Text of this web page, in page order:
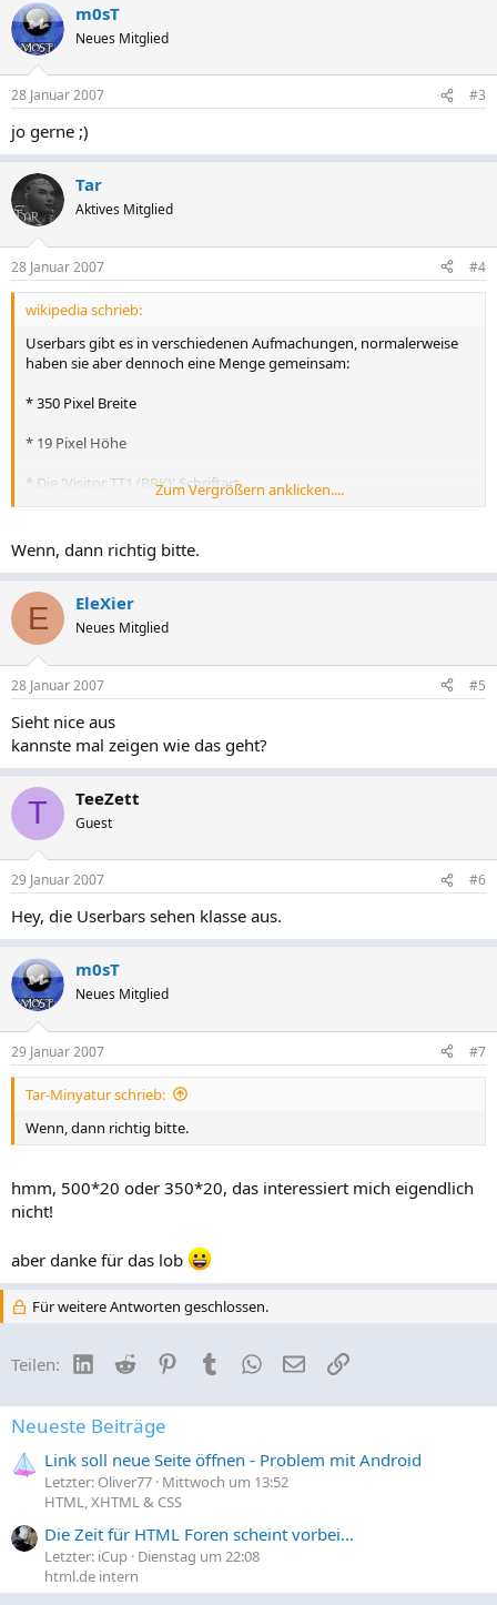
m0sT
Neues Mitglied
28 Januar 2007 #3
jo gerne ;)
Tar
Aktives Mitglied
28 Januar 2007 #4
wikipedia schrieb:
Userbars gibt es in verschiedenen Aufmachungen, normalerweise
haben sie aber dennoch eine Menge gemeinsam:
* 350 Pixel Breite
* 19 Pixel Höhe
* Die 'Visitor TT1 (BRK)' SchriftartZum Vergrößern anklicken....
Wenn, dann richtig bitte.
E EleXier
Neues Mitglied
28 Januar 2007 #5
Sieht nice aus
kannste mal zeigen wie das geht?
T TeeZett
Guest
29 Januar 2007 #6
Hey, die Userbars sehen klasse aus.
m0sT
Neues Mitglied
29 Januar 2007 #7
Tar-Minyatur schrieb:
Wenn, dann richtig bitte.
hmm, 500*20 oder 350*20, das interessiert mich eigendlich
nicht!
aber danke für das lob
Für weitere Antworten geschlossen.
Teilen: LinkedIn
Reddit PinterestTumblrWhatsApp
E-MailLink
Neueste Beiträge
Link soll neue Seite öffnen - Problem mit Android
Letzter: Oliver77 Mittwoch um 13:52
HTML, XHTML & CSS
Die Zeit für HTML Foren scheint vorbei...
Letzter: iCup Dienstag um 22:08
html.de intern